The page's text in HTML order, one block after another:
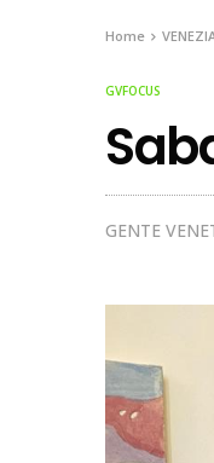
Home
GVFOCUS
GENTE